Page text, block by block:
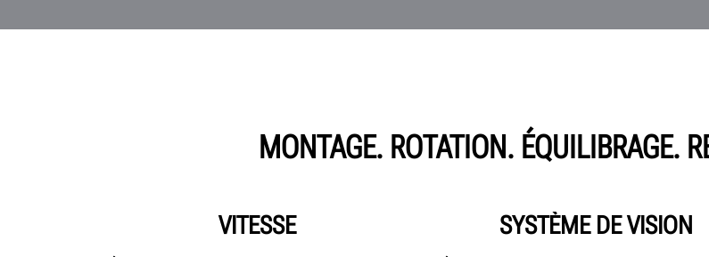
MONTAGE. ROTATION. ÉQUILIBRAGE.
VITESSE SYSTÈME DE VISION